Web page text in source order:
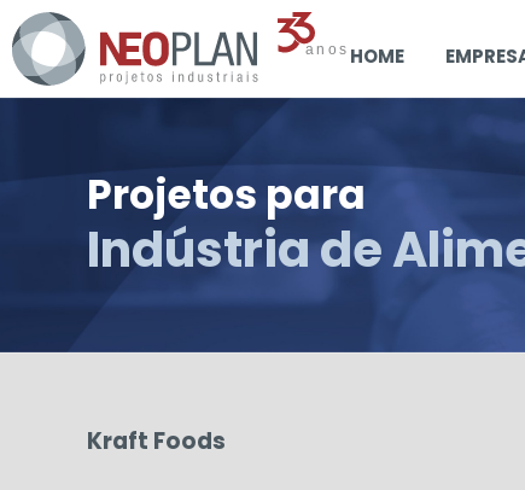
HOME
Projetos para
Indústria de
Kraft Foods